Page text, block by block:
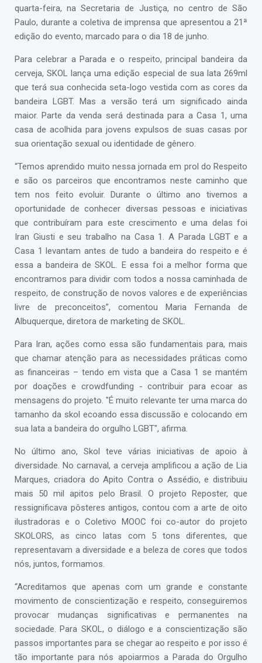
quarta-feira, na Secretaria de Justiça, no centro de São
Paulo, durante a coletiva de imprensa que apresentou a 21ª
edição do evento, marcado para o dia 18 de junho.
Para celebrar a Parada e o respeito, principal bandeira da
cerveja, SKOL lança uma edição especial de sua lata 269ml
que terá sua conhecida seta-logo vestida com as cores da
bandeira LGBT. Mas a versão terá um significado ainda
maior. Parte da venda será destinada para a Casa 1, uma
casa de acolhida para jovens expulsos de suas casas por
sua orientação sexual ou identidade de gênero.
“Temos aprendido muito nessa jornada em prol do Respeito
e são os parceiros que encontramos neste caminho que
tem nos feito evoluir. Durante o último ano tivemos a
oportunidade de conhecer diversas pessoas e iniciativas
que contribuíram para este crescimento e uma delas foi
Iran Giusti e seu trabalho na Casa 1. A Parada LGBT e a
Casa 1 levantam antes de tudo a bandeira do respeito e é
essa a bandeira de SKOL. E essa foi a melhor forma que
encontramos para dividir com todos a nossa caminhada de
respeito, de construção de novos valores e de experiências
livre de preconceitos”, comentou Maria Fernanda de
Albuquerque, diretora de marketing de SKOL.
Para Iran, ações como essa são fundamentais para, mais
que chamar atenção para as necessidades práticas como
as financeiras – tendo em vista que a Casa 1 se mantém
por doações e crowdfunding - contribuir para ecoar as
mensagens do projeto. "É muito relevante ter uma marca do
tamanho da skol ecoando essa discussão e colocando em
sua lata a bandeira do orgulho LGBT", afirma.
No último ano, Skol teve várias iniciativas de apoio à
diversidade. No carnaval, a cerveja amplificou a ação de Lia
Marques, criadora do Apito Contra o Assédio, e distribuiu
mais 50 mil apitos pelo Brasil. O projeto Reposter, que
ressignificava pôsteres antigos, contou com a arte de oito
ilustradoras e o Coletivo MOOC foi co-autor do projeto
SKOLORS, as cinco latas com 5 tons diferentes, que
representavam a diversidade e a beleza de cores que todos
nós, juntos, formamos.
“Acreditamos que apenas com um grande e constante
movimento de conscientização e respeito, conseguiremos
provocar mudanças significativas e permanentes na
sociedade. Para SKOL, o diálogo e a conscientização são
passos importantes para se chegar ao respeito e por isso é
tão importante para nós apoiarmos a Parada do Orgulho